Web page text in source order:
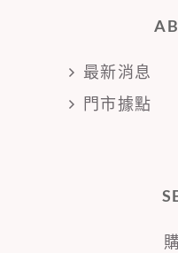
最新消息
門市據點